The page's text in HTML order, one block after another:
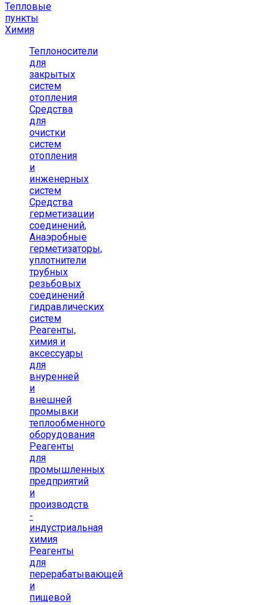
Тепловые
пункты
Химия
Теплоносители
для
закрытых
систем
отопления
Средства
для
очистки
систем
отопления
и
инженерных
систем
Средства
герметизации
соединений,
Анаэробные
герметизаторы,
уплотнители
трубных
резьбовых
соединений
гидравлических
систем
Реагенты,
химия и
аксессуары
для
внуренней
и
внешней
промывки
теплообменного
оборудования
Реагенты
для
промышленных
предприятий
и
производств
-
индустриальная
химия
Реагенты
для
перерабатывающей
и
пищевой